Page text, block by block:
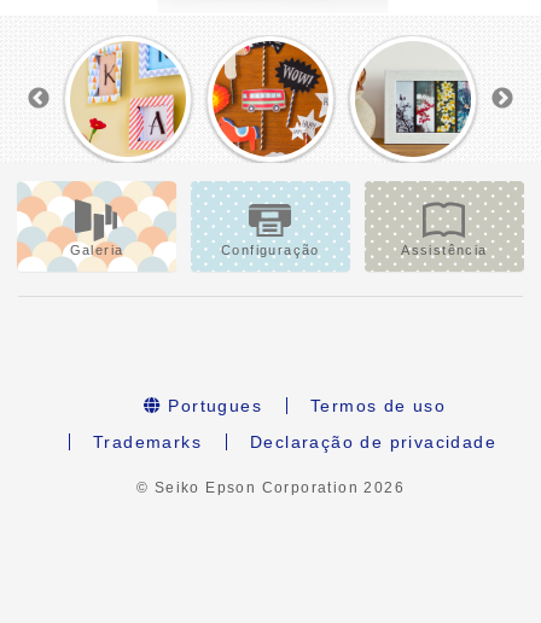
Galeria Configuração Assistência
Portugues
Termos de uso
Trademarks
Declaração de privacidade
© Seiko Epson Corporation2026